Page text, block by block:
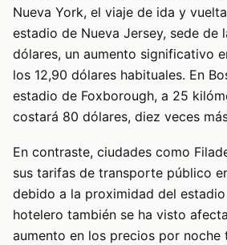
Nueva York, el viaje de ida y
estadio de Nueva Jersey, sede de
dólares, un aumento significativo
los 12,90 dólares habituales. En
estadio de Foxborough, a 25
costará 80 dólares, diez veces
En contraste, ciudades como
sus tarifas de transporte público
debido a la proximidad del
hotelero también se ha visto
aumento en los precios por